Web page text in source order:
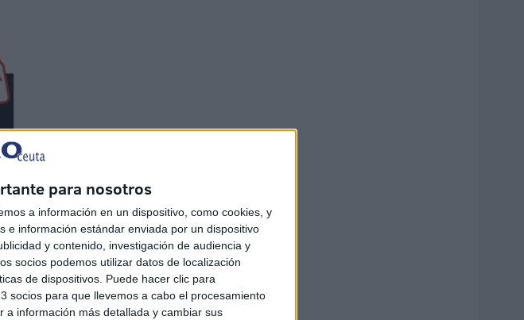
para nosotros
a información en un dispositivo, como cookies, y
e información estándar enviada por un dispositivo
y contenido, investigación de audiencia y
socios podemos utilizar datos de localización
de dispositivos. Puede hacer clic para
socios para que llevemos a cabo el procesamiento
información más detallada y cambiar sus